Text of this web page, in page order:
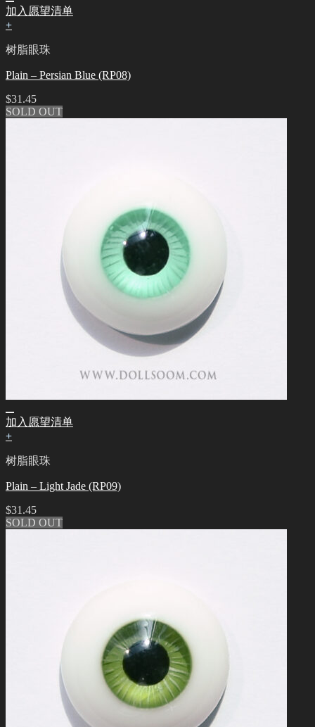
加入愿望清单
+
树脂眼珠
Plain – Persian Blue (RP08)
$31.45
SOLD OUT
加入愿望清单
+
树脂眼珠
Plain – Light Jade (RP09)
$31.45
SOLD OUT